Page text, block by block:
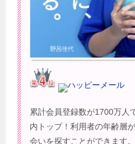
ハッピーメール
累計会員登録数が1700万人
内トップ！利用者の年齢層
会いを探すことができます。